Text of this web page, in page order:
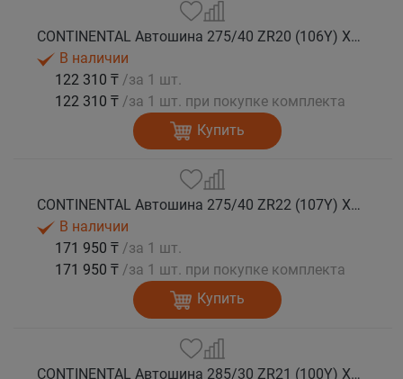
CONTINENTAL Автошина 275/40 ZR20 (106Y) XL FR SportContact 7 лето
В наличии
122 310 ₸ /за 1 шт.
122 310 ₸ /за 1 шт. при покупке комплекта
Купить
CONTINENTAL Автошина 275/40 ZR22 (107Y) XL FR SportContact 7 лето
В наличии
171 950 ₸ /за 1 шт.
171 950 ₸ /за 1 шт. при покупке комплекта
Купить
CONTINENTAL Автошина 285/30 ZR21 (100Y) XL FR SportContact 7 MGT лето